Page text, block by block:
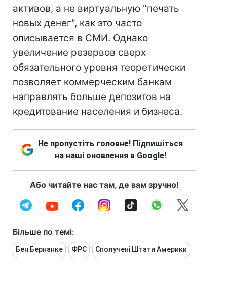
активов, а не виртуальную "печать
новых денег", как это часто
описывается в СМИ. Однако
увеличение резервов сверх
обязательного уровня теоретически
позволяет коммерческим банкам
направлять больше депозитов на
кредитование населения и бизнеса.
Не пропустіть головне! Підпишіться
на наші оновлення в Google!
Або читайте нас там, де вам зручно!
Більше по темі:
Бен Бернанке ФРС Сполучені Штати Америки